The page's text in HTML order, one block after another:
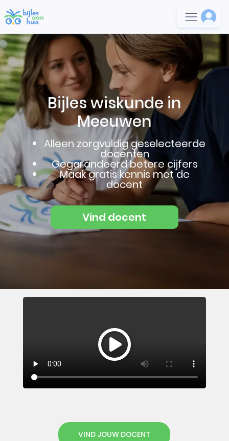
Bijles wiskunde in
Meeuwen
Alleen zorgvuldig geselecteerde
docenten
Gegarandeerd betere cijfers
Maak gratis kennis met de
docent
Vind docent
VIND JOUW DOCENT